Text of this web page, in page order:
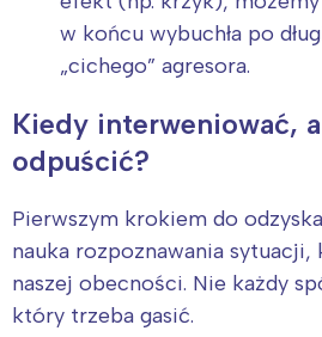
w końcu wybuchła po
„cichego” agresora.
Kiedy interweniować,
odpuścić?
Pierwszym krokiem do
nauka rozpoznawania sytuacji,
naszej obecności. Nie każdy
który trzeba gasić.